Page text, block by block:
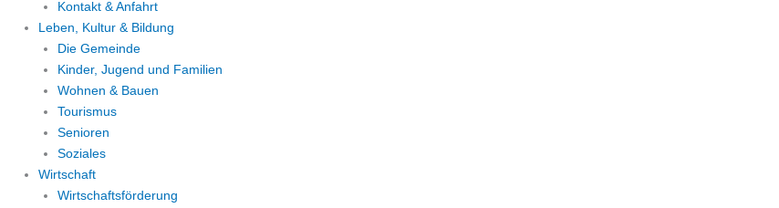
Kontakt & Anfahrt
Leben, Kultur & Bildung
Die Gemeinde
Kinder, Jugend und Familien
Wohnen & Bauen
Tourismus
Senioren
Soziales
Wirtschaft
Wirtschaftsförderung